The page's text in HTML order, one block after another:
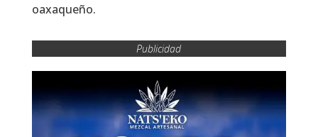
oaxaqueño.
Publicidad